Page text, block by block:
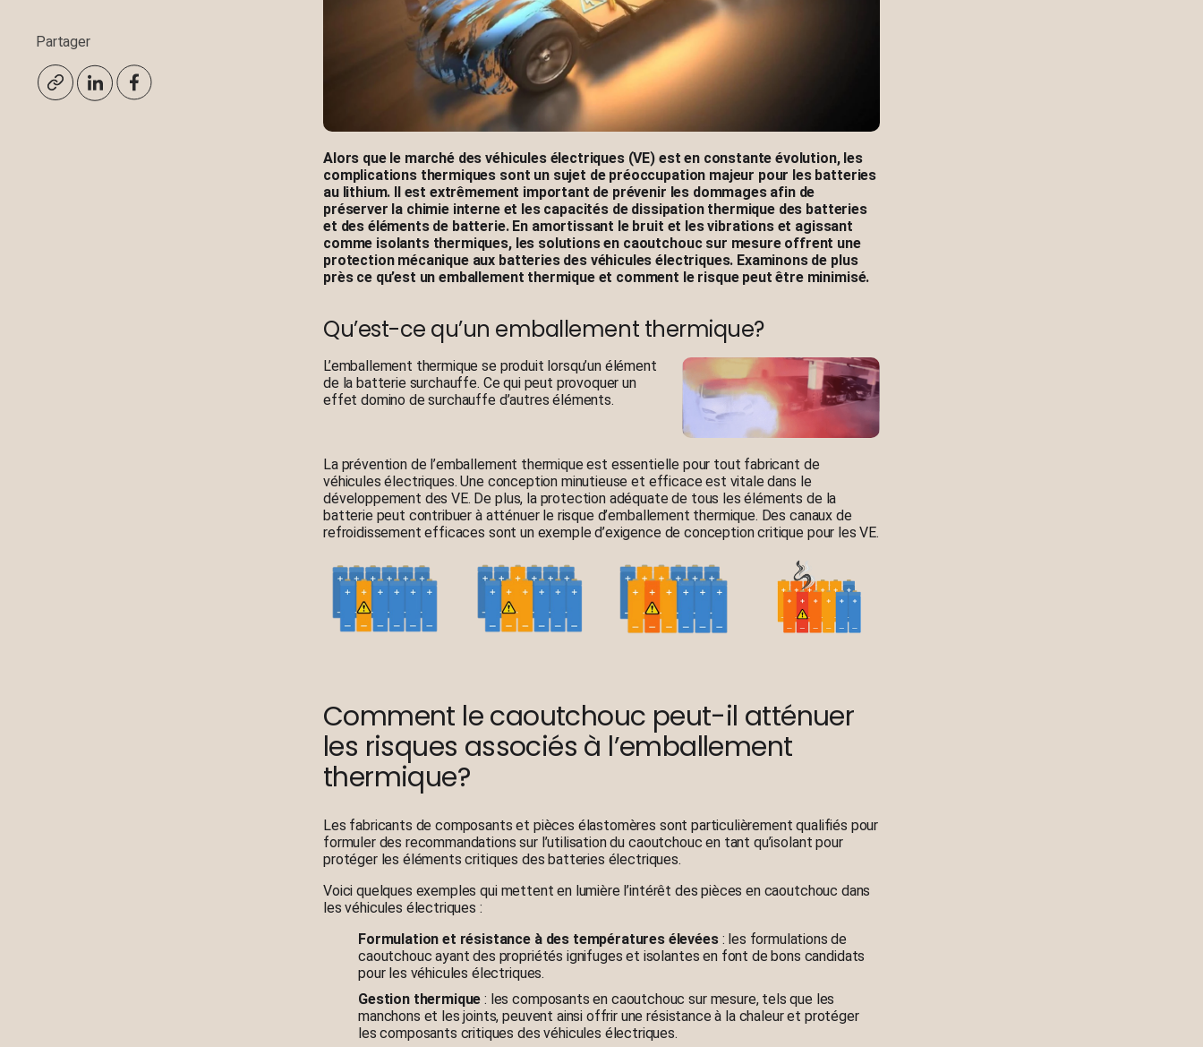
Partager
Alors que le marché des véhicules électriques (VE) est en constante évolution, les
complications thermiques sont un sujet de préoccupation majeur pour les batteries
au lithium. Il est extrêmement important de prévenir les dommages afin de
préserver la chimie interne et les capacités de dissipation thermique des batteries
et des éléments de batterie. En amortissant le bruit et les vibrations et agissant
comme isolants thermiques, les solutions en caoutchouc sur mesure offrent une
protection mécanique aux batteries des véhicules électriques. Examinons de plus
près ce qu’est un emballement thermique et comment le risque peut être minimisé.
Qu’est-ce qu’un emballement thermique?
L’emballement thermique se produit lorsqu’un élément
de la batterie surchauffe. Ce qui peut provoquer un
effet domino de surchauffe d’autres éléments.
La prévention de l’emballement thermique est essentielle pour tout fabricant de
véhicules électriques. Une conception minutieuse et efficace est vitale dans le
développement des VE. De plus, la protection adéquate de tous les éléments de la
batterie peut contribuer à atténuer le risque d’emballement thermique. Des canaux de
refroidissement efficaces sont un exemple d’exigence de conception critique pour les VE.
Comment le caoutchouc peut-il atténuer
les risques associés à l’emballement
thermique?
Les fabricants de composants et pièces élastomères sont particulièrement qualifiés pour
formuler des recommandations sur l’utilisation du caoutchouc en tant qu’isolant pour
protéger les éléments critiques des batteries électriques.
Voici quelques exemples qui mettent en lumière l’intérêt des pièces en caoutchouc dans
les véhicules électriques :
Formulation et résistance à des températures élevées: les formulations de
caoutchouc ayant des propriétés ignifuges et isolantes en font de bons candidats
pour les véhicules électriques.
Gestion thermique: les composants en caoutchouc sur mesure, tels que les
manchons et les joints, peuvent ainsi offrir une résistance à la chaleur et protéger
les composants critiques des véhicules électriques.